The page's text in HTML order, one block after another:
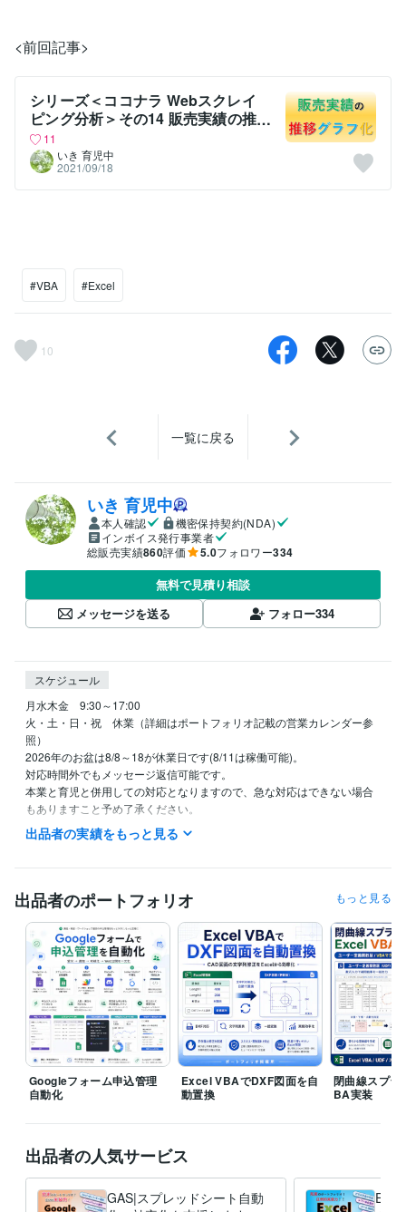
<前回記事>
シリーズ＜ココナラ Webスクレイ
ピング分析＞その14 販売実績の推
移グラフ化
11
いき 育児中
2021/09/18
#VBA #Excel
10
一覧に戻る
いき 育児中
本人確認
機密保持契約(NDA)
インボイス発行事業者
総販売実績860評価 5.0フォロワー334
無料で見積り相談
メッセージを送る
フォロー334
スケジュール
月水木金　9:30～17:00
火・土・日・祝　休業（詳細はポートフォリオ記載の営業カレンダー参
照）
2026年のお盆は8/8～18が休業日です(8/11は稼働可能)。
対応時間外でもメッセージ返信可能です。
本業と育児と併用しての対応となりますので、急な対応はできない場合
もありますこと予め了承ください。
経験職種
Webサービス・制作 / HTMLコーダー・マークアップエンジニア
コンサルタント / 業務プロセスコンサルタント
経験年数 : 1年
研究・開発・設計 / 機械設計 経験年数 : 7年
職歴
Softex Celware 2022年6月 ~ 現在
受賞歴
Excel VBA開発を超効率化するプログラミングテクニック
資格・検定
G検定（ジェネラリスト検定） 取得年 : 2020年
VBA:11年JavaScript:3年Python:1年Google Apps Script:5年
HTML:4年
Electron:1年.NET:1年Microsoft SQL Server:1年
GitHub:4年
出品者の実績をもっと見る
出品者のポートフォリオ もっと見る
Googleフォーム申込管理
自動化
Excel VBAでDXF図面を自
動置換
閉曲線スプラ
BA実装
出品者の人気サービス
GAS|スプレッドシート自動